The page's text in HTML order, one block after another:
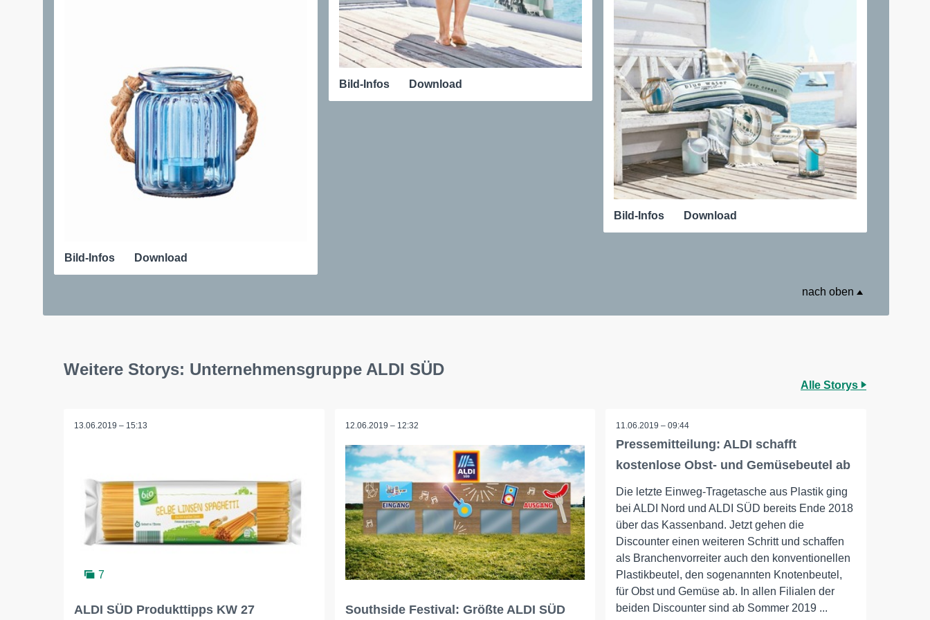
Bild-Infos Download
Bild-Infos Download
Bild-Infos Download
nach oben
Weitere Storys: Unternehmensgruppe ALDI SÜD
Alle Storys
13.06.2019 – 15:13
7
ALDI SÜD Produkttipps KW 27
12.06.2019 – 12:32
Southside Festival: Größte ALDI SÜD
11.06.2019 – 09:44
Pressemitteilung: ALDI schafft
kostenlose Obst- und Gemüsebeutel ab
Die letzte Einweg-Tragetasche aus Plastik ging
bei ALDI Nord und ALDI SÜD bereits Ende 2018
über das Kassenband. Jetzt gehen die
Discounter einen weiteren Schritt und schaffen
als Branchenvorreiter auch den konventionellen
Plastikbeutel, den sogenannten Knotenbeutel,
für Obst und Gemüse ab. In allen Filialen der
beiden Discounter sind ab Sommer 2019 ...